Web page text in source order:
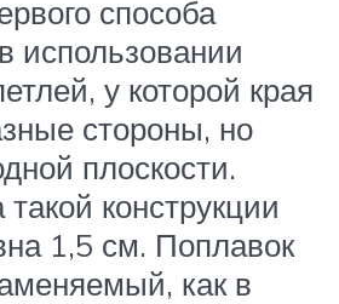
способа
использовании
у которой края
стороны, но
плоскости.
конструкции
1,5 см. Поплавок
как в